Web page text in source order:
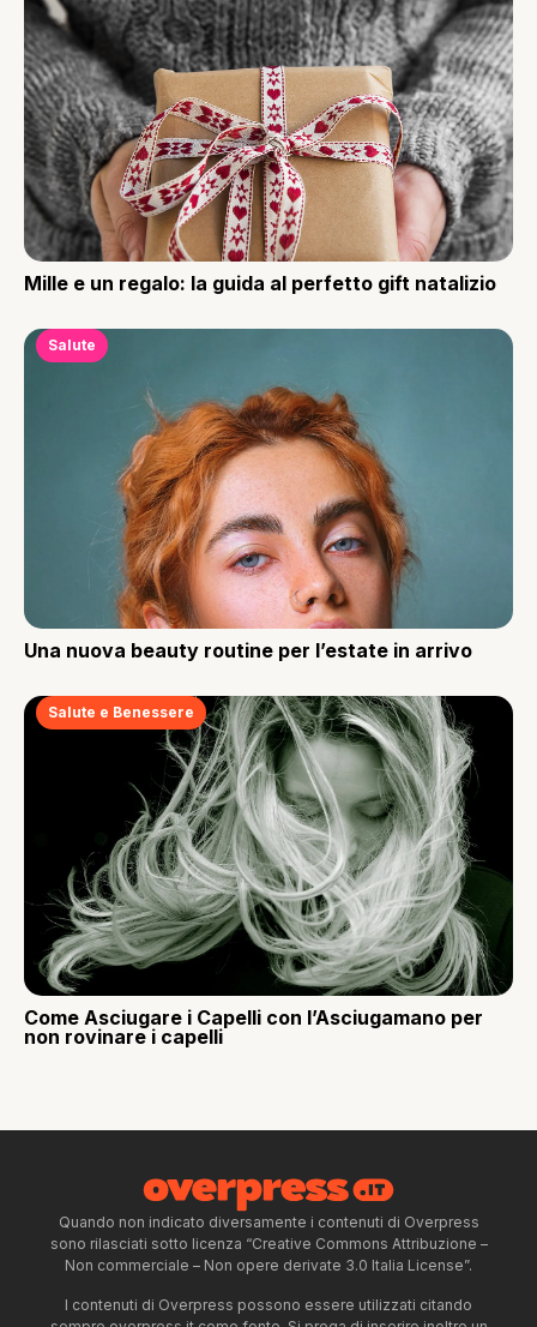
Mille e un regalo: la guida al perfetto gift natalizio
Salute
Una nuova beauty routine per l’estate in arrivo
Salute e Benessere
Come Asciugare i Capelli con l’Asciugamano per
non rovinare i capelli
Quando non indicato diversamente i contenuti di Overpress
sono rilasciati sotto licenza “Creative Commons Attribuzione –
Non commerciale – Non opere derivate 3.0 Italia License”.
I contenuti di Overpress possono essere utilizzati citando